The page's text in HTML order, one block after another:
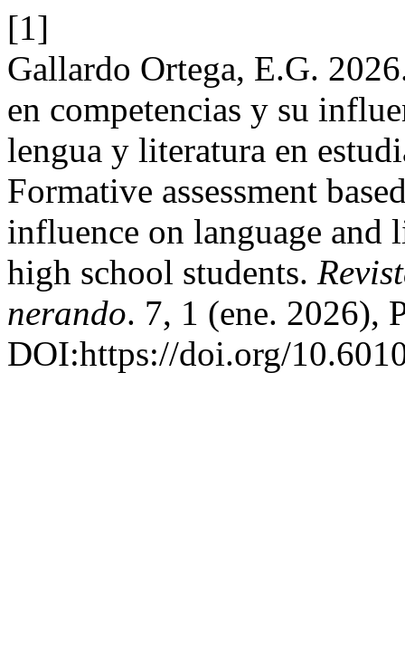
[1]
Gallardo Ortega, E.G.
en competencias y su
lengua y literatura en
Formative assessment
influence on language
high school students.
nerando. 7, 1 (ene. 2026),
DOI:https://doi.org/